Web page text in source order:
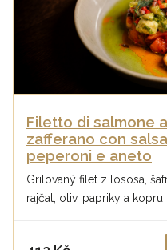
Filetto di salmone
zafferano con
peperoni e aneto
Grilovaný filet z lososa,
rajčat, oliv, papriky a kopru